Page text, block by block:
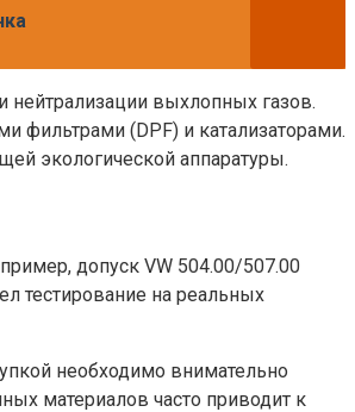
нейтрализации выхлопных газов.
фильтрами (DPF) и катализаторами.
экологической аппаратуры.
допуск VW 504.00/507.00
тестирование на реальных
необходимо внимательно
материалов часто приводит к